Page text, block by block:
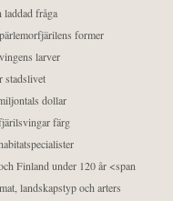
laddad fråga
former
larver
stadslivet
dollar
färg
Finland under 120 år <span
landskapstyp och arters